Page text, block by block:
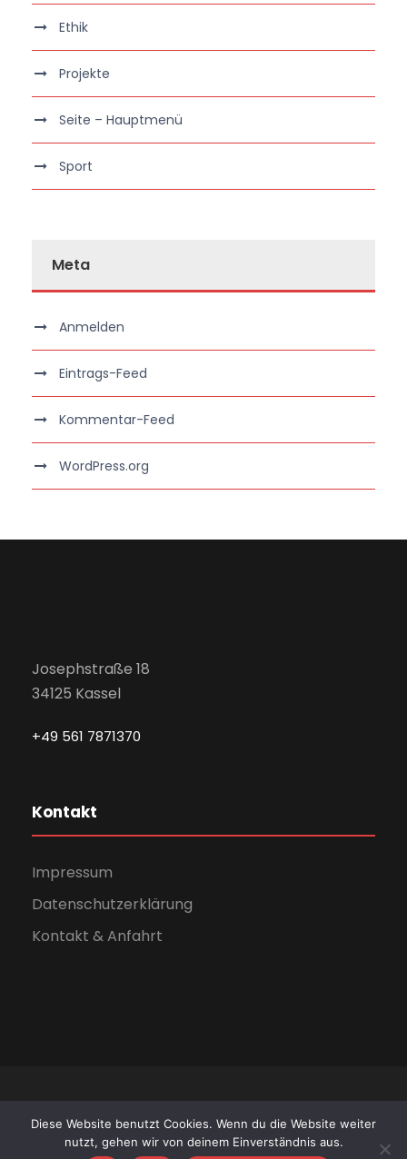
Ethik
Projekte
Seite – Hauptmenü
Sport
Meta
Anmelden
Eintrags-Feed
Kommentar-Feed
WordPress.org
Josephstraße 18
34125 Kassel
+49 561 7871370
Kontakt
Impressum
Datenschutzerklärung
Kontakt & Anfahrt
Schomburg-Schule Kassel
Diese Website benutzt Cookies. Wenn du die Website weiter
nutzt, gehen wir von deinem Einverständnis aus.